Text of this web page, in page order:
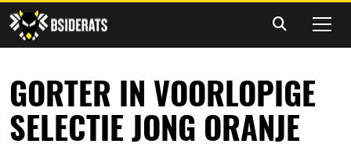
GORTER IN VOORLOPIGE
SELECTIE JONG ORANJE